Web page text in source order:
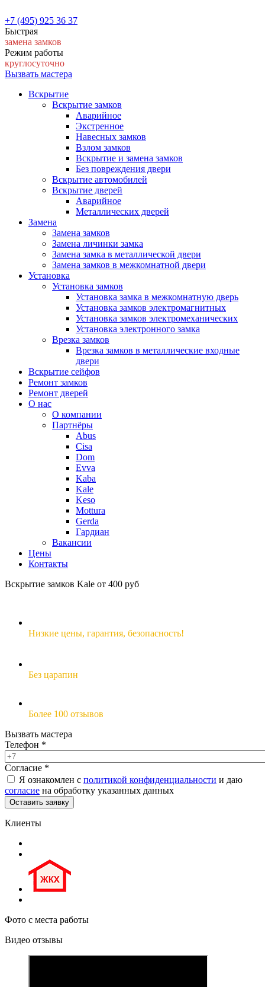
+7 (495) 925 36 37
Быстрая
замена замков
Режим работы
круглосуточно
Вызвать мастера
Вскрытие
Вскрытие замков
Аварийное
Экстренное
Навесных замков
Взлом замков
Вскрытие и замена замков
Без повреждения двери
Вскрытие автомобилей
Вскрытие дверей
Аварийное
Металлических дверей
Замена
Замена замков
Замена личинки замка
Замена замка в металлической двери
Замена замков в межкомнатной двери
Установка
Установка замков
Установка замка в межкомнатную дверь
Установка замков электромагнитных
Установка замков электромеханических
Установка электронного замка
Врезка замков
Врезка замков в металлические входные
двери
Вскрытие сейфов
Ремонт замков
Ремонт дверей
О нас
О компании
Партнёры
Abus
Cisa
Dom
Evva
Kaba
Kale
Keso
Mottura
Gerda
Гардиан
Вакансии
Цены
Контакты
Вскрытие замков Kale от 400 руб
Низкие цены, гарантия, безопасность!
Без царапин
Более 100 отзывов
Вызвать мастера
Телефон *
Согласие *
Я ознакомлен с политикой конфиденциальности и даю
согласие на обработку указанных данных
Клиенты
Фото с места работы
Видео отзывы